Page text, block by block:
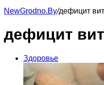
NewGrodno.By/дефицит
дефицит
Здоровье